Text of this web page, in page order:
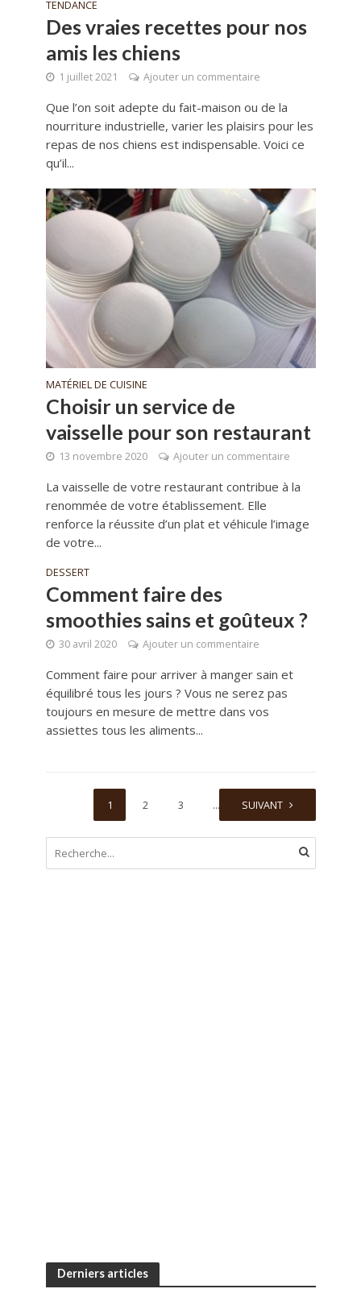
TENDANCE
Des vraies recettes pour nos
amis les chiens
1 juillet 2021 Ajouter un commentaire
Que l’on soit adepte du fait-maison ou de la
nourriture industrielle, varier les plaisirs pour les
repas de nos chiens est indispensable. Voici ce
qu’il...
MATÉRIEL DE CUISINE
Choisir un service de
vaisselle pour son restaurant
13 novembre 2020 Ajouter un commentaire
La vaisselle de votre restaurant contribue à la
renommée de votre établissement. Elle
renforce la réussite d’un plat et véhicule l’image
de votre...
DESSERT
Comment faire des
smoothies sains et goûteux ?
30 avril 2020 Ajouter un commentaire
Comment faire pour arriver à manger sain et
équilibré tous les jours ? Vous ne serez pas
toujours en mesure de mettre dans vos
assiettes tous les aliments...
1 2 3 … 36
SUIVANT
Derniers articles